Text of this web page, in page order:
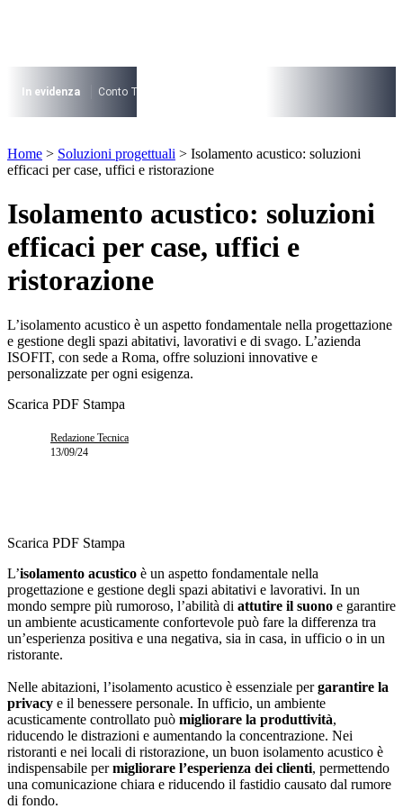
I più cercati
Lorem ipsum dolor sit amet consectetur
Lorem ipsum dolor sit amet consectetur
In evidenza Conto Termico
Lorem ipsum dolor sit amet consectetur
Home > Soluzioni progettuali > Isolamento acustico: soluzioni
efficaci per case, uffici e ristorazione
Isolamento acustico: soluzioni
efficaci per case, uffici e
ristorazione
L’isolamento acustico è un aspetto fondamentale nella progettazione
e gestione degli spazi abitativi, lavorativi e di svago. L’azienda
ISOFIT, con sede a Roma, offre soluzioni innovative e
personalizzate per ogni esigenza.
Scarica PDF Stampa
Redazione Tecnica
13/09/24
Scarica PDF Stampa
L’isolamento acustico è un aspetto fondamentale nella
progettazione e gestione degli spazi abitativi e lavorativi. In un
mondo sempre più rumoroso, l’abilità di attutire il suono e garantire
un ambiente acusticamente confortevole può fare la differenza tra
un’esperienza positiva e una negativa, sia in casa, in ufficio o in un
ristorante.
Nelle abitazioni, l’isolamento acustico è essenziale pergarantire la
privacy e il benessere personale. In ufficio, un ambiente
acusticamente controllato può migliorare la produttività,
riducendo le distrazioni e aumentando la concentrazione. Nei
ristoranti e nei locali di ristorazione, un buon isolamento acustico è
indispensabile permigliorare l’esperienza dei clienti, permettendo
una comunicazione chiara e riducendo il fastidio causato dal rumore
di fondo.